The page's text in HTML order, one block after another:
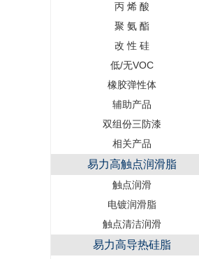
丙 烯 酸
聚 氨 酯
改 性 硅
低/无VOC
橡胶弹性体
辅助产品
双组份三防漆
相关产品
易力高触点润滑脂
触点润滑
电镀润滑脂
触点清洁润滑
易力高导热硅脂